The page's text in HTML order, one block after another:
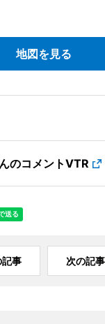
地図を見る
のコメントVTR
事 次の記事